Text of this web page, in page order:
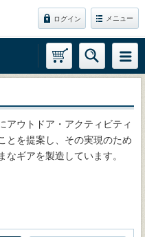
ログイン メニュー
アウトドア・アクティビティ
とを提案し、その実現のため
なギアを製造しています。